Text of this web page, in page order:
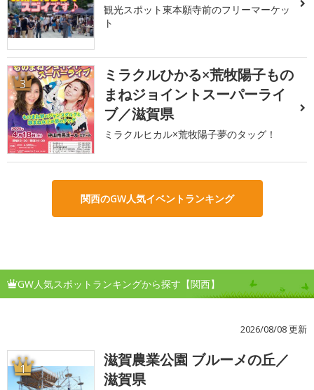
観光スポット東本願寺前のフリーマーケッ
ト
3
ミラクルひかる×荒牧陽子もの
まねジョイントスーパーライ
ブ／滋賀県
ミラクルヒカル×荒牧陽子夢のタッグ！
関西のGW人気イベントランキング
GW人気スポットランキングから探す【関西】
2026/08/08 更新
1
滋賀農業公園 ブルーメの丘／
滋賀県